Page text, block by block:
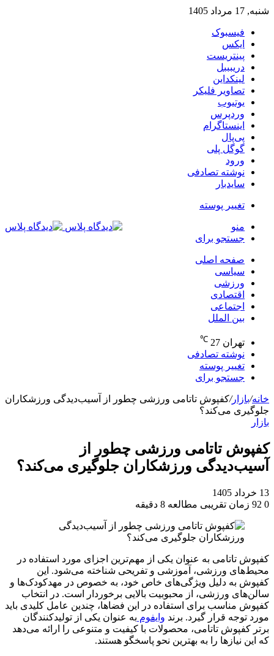
شنبه, 17 مرداد 1405
فیسبوک
ایکس
پینتریست
دریبببل
لینکداین
تصاویر فلیکر
یوتیوب
وردپرس
اینستاگرام
پی‌پال
گوگل پلی
ورود
نوشته تصادفی
سایدبار
تغییر پوسته
منو
جستجو برای
صفحه اصلی
سیاسی
ورزشی
اقتصادی
اجتماعی
بین الملل
تهران 27
℃
نوشته تصادفی
تغییر پوسته
جستجو برای
خانه/بازار/کفپوش تاتامی ورزشی چطور از آسیب‌دیدگی ورزشکاران
جلوگیری می‌کند؟
بازار
کفپوش تاتامی ورزشی چطور از
آسیب‌دیدگی ورزشکاران جلوگیری می‌کند؟
13 خرداد 1405
0
زمان تقریبی مطالعه 8 دقیقه
کفپوش تاتامی به عنوان یکی از مهم‌ترین اجزای مورد استفاده در
محیط‌های ورزشی، آموزشی و تفریحی شناخته می‌شود. این
کفپوش به دلیل ویژگی‌های خاص خود، به خصوص در مهدکودک‌ها و
سالن‌های ورزشی، از محبوبیت بالایی برخوردار است. در انتخاب
کفپوش مناسب برای استفاده در این فضاها، چندین عامل کلیدی باید
مورد توجه قرار گیرد. برند وایفوم به عنوان یکی از تولیدکنندگان
برتر کفپوش تاتامی، محصولات با کیفیت و متنوعی را ارائه می‌دهد
که این نیازها را به بهترین نحو پاسخگو هستند.